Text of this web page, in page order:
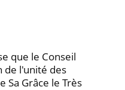
que le Conseil
de l'unité des
Sa Grâce le Très